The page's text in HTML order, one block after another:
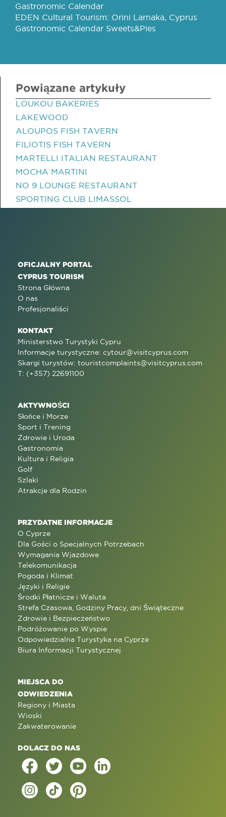
Gastronomic Calendar
EDEN Cultural Tourism: Orini Larnaka, Cyprus
Gastronomic Calendar Sweets&Pies
Powiązane artykuły
LOUKOU BAKERIES
LAKEWOOD
ALOUPOS FISH TAVERN
FILIOTIS FISH TAVERN
MARTELLI ITALIAN RESTAURANT
MOCHA MARTINI
NO 9 LOUNGE RESTAURANT
SPORTING CLUB LIMASSOL
OFICJALNY PORTAL
CYPRUS TOURISM
Strona Główna
O nas
Profesjonaliści
KONTAKT
Ministerstwo Turystyki Cypru
Informacje turystyczne: cytour@visitcyprus.com
Skargi turystów: touristcomplaints@visitcyprus.com
T: (+357) 22691100
AKTYWNOŚCI
Słońce i Morze
Sport i Trening
Zdrowie i Uroda
Gastronomia
Kultura i Religia
Golf
Szlaki
Atrakcje dla Rodzin
PRZYDATNE INFORMACJE
O Cyprze
Dla Gości o Specjalnych Potrzebach
Wymagania Wjazdowe
Telekomunikacja
Pogoda i Klimat
Języki i Religie
Środki Płatnicze i Waluta
Strefa Czasowa, Godziny Pracy, dni Świąteczne
Zdrowie i Bezpieczeństwo
Podróżowanie po Wyspie
Odpowiedzialna Turystyka na Cyprze
Biura Informacji Turystycznej
MIEJSCA DO
ODWIEDZENIA
Regiony i Miasta
Wioski
Zakwaterowanie
DOLACZ DO NAS